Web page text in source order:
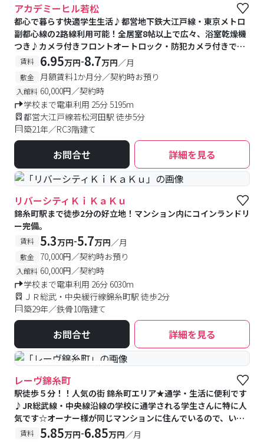
アカデミーヒル若松
都心で暮らす快適学生生活♪都営地下鉄大江戸線・東京メトロ
副都心線の2路線利用可能！全居室8帖以上で広々、浴室乾燥機
つき♪カメラ付きフロントオートロック・防犯カメラ付きで安
心♪徒歩自転車圏内の学校多数★
賃料 6.95万円-8.7万円／月
敷金 月額賃料1か月分／契約時お預り
入館料 60,000円／契約時
学校まで電車利用 25分 5195m
都営大江戸線若松河田駅 徒歩5分
築21年／RC3階建て
お問合せ 詳細を見る
リバーシティＫｉＫａＫｕ
錦糸町駅まで徒歩2分の好立地！マンション内にコインランドリ
ー完備。
賃料 5.3万円-5.7万円／月
敷金 70,000円／契約時お預り
入館料 60,000円／契約時
学校まで電車利用 26分 6030m
ＪＲ総武・中央緩行線錦糸町駅 徒歩2分
築29年／鉄骨10階建て
お問合せ 詳細を見る
#予約受付中 #空室待ち
レーヴ錦糸町
駅徒歩５分！！人気の街 錦糸町エリア★通学・生活に便利です
♪JR総武線・中央線沿線の学校に通学される学生さんに特に人
気です☆オーナー様が同じマンションに住んでいるので、いざ
という時も安心♪
賃料 5.85万円-6.85万円／月